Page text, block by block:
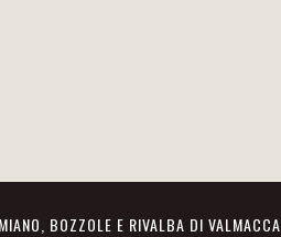
BOZZOLE E RIVALBA DI VALMACCA